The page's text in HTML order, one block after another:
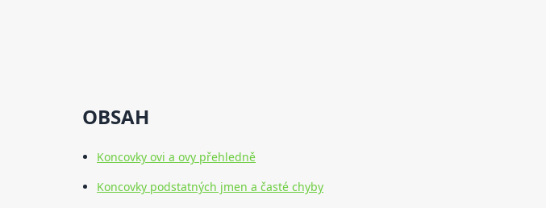
OBSAH
Koncovky ovi a ovy přehledně
Koncovky podstatných jmen a časté chyby